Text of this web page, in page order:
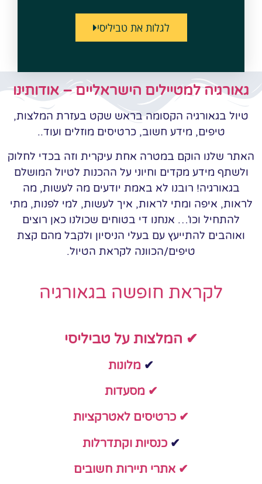
לגלות את טביליסי
גאורגיה למטיילים הישראליים – אודותינו
טיול בגאורגיה הקסומה בראש שקט בעזרת המלצות,
טיפים, מידע חשוב, כרטיסים מוזלים ועוד..
האתר שלנו הוקם במטרה אחת עיקרית וזה בכדי לחלוק
ולשתף מידע מקדים וחיוני על ההכנות לטיול המושלם
בגאורגיה! רובנו לא באמת יודעים מה לעשות, מה
לראות, איפה ומתי לראות, איך לעשות, למי לפנות, מתי
להתחיל וכו'… אנחנו די בטוחים שכולנו כאן רוצים
ואוהבים להתייעץ עם בעלי הניסיון ולקבל מהם קצת
טיפים/הכוונה לקראת הטיול.
לקראת חופשה בגאורגיה
✔ המלצות על טביליסי
✔ מלונות
✔ מסעדות
✔ כרטיסים לאטרקציות
✔כנסיות וקתדרלות
✔ אתרי תיירות חשובים